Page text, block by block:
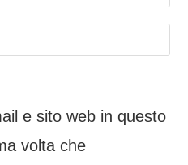
e sito web in questo
volta che